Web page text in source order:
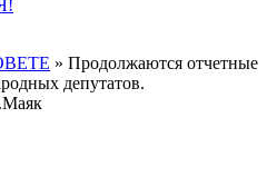
» Продолжаются отчетные
депутатов.